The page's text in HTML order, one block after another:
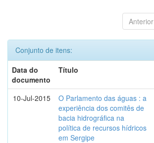
Anterior
Conjunto de itens:
Data do
documento
Título
10-Jul-2015
O Parlamento das águas : a
experiência dos comitês de
bacia hidrográfica na
política de recursos hídricos
em Sergipe